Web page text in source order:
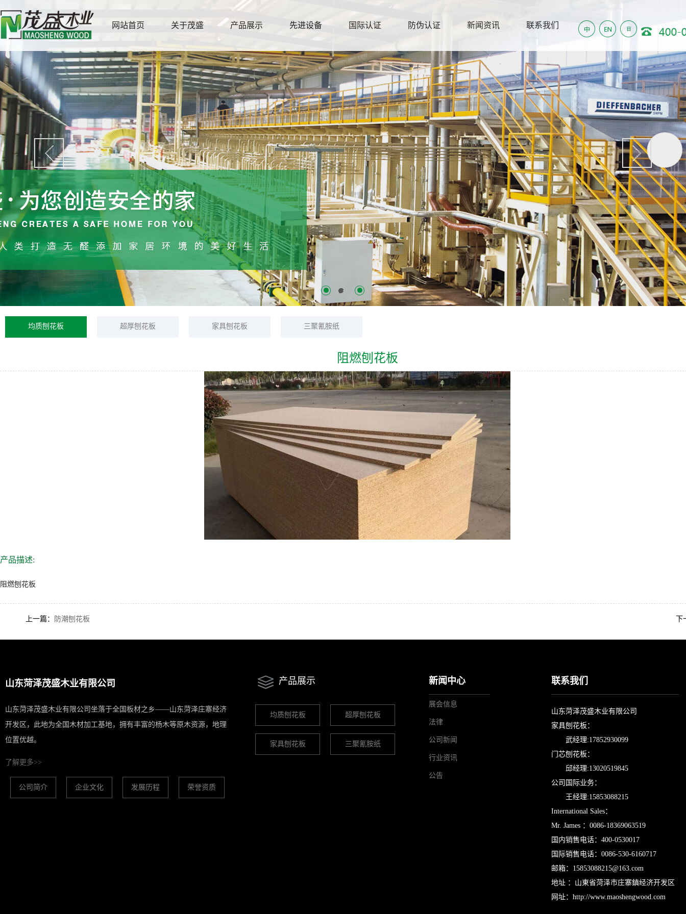
网站首页 关于茂盛 产品展示 先进设备 国际认证 防伪认证 新闻资讯 联系我们
均质刨花板 超厚刨花板 家具刨花板 三聚氰胺纸
阻燃刨花板
产品描述:
阻燃刨花板
上一篇： 防潮刨花板
山东菏泽茂盛木业有限公司
山东菏泽茂盛木业有限公司坐落于全国板材之乡——山东菏泽庄寨经济
开发区，此地为全国木材加工基地，拥有丰富的杨木等原木资源，地理
位置优越。
了解更多>>
公司简介 企业文化 发展历程 荣誉资质
产品展示
均质刨花板 超厚刨花板
家具刨花板 三聚氰胺纸
新闻中心
展会信息
法律
公司新闻
行业资讯
公告
联系我们
山东菏泽茂盛木业有限公司
家具刨花板：
武经理:17852930099
门芯刨花板：
邱经理:13020519845
公司国际业务：
王经理:15853088215
International Sales：
Mr. James ：0086-18369063519
国内销售电话：400-0530017
国际销售电话：0086-530-6160717
邮箱： 15853088215@163.com
地址 ：山東省菏泽市庄寨鎮经济开发区
网址： http://www.maoshengwood.com